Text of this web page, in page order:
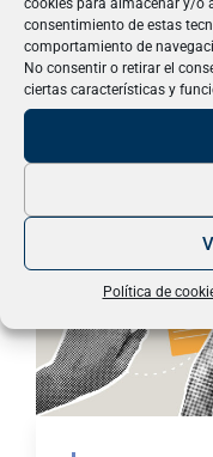
cookies para almacenar y/o
consentimiento de estas
comportamiento de
No consentir o retirar el
ciertas características y
Política de
Ver